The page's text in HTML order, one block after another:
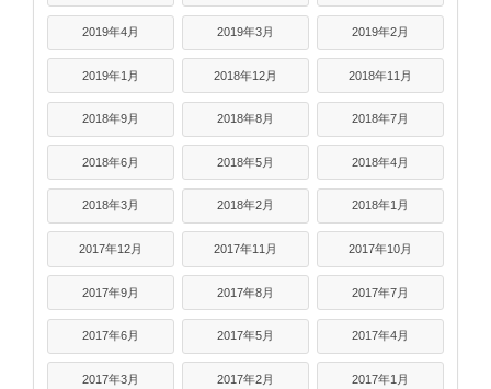
2019年4月 2019年3月 2019年2月
2019年1月 2018年12月 2018年11月
2018年9月 2018年8月 2018年7月
2018年6月 2018年5月 2018年4月
2018年3月 2018年2月 2018年1月
2017年12月 2017年11月 2017年10月
2017年9月 2017年8月 2017年7月
2017年6月 2017年5月 2017年4月
2017年3月 2017年2月 2017年1月